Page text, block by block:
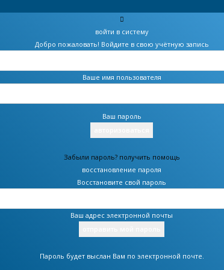
войти в систему
Добро пожаловать! Войдите в свою учётную запись
Ваше имя пользователя
Ваш пароль
Забыли пароль? получить помощь
восстановление пароля
Восстановите свой пароль
Ваш адрес электронной почты
Пароль будет выслан Вам по электронной почте.